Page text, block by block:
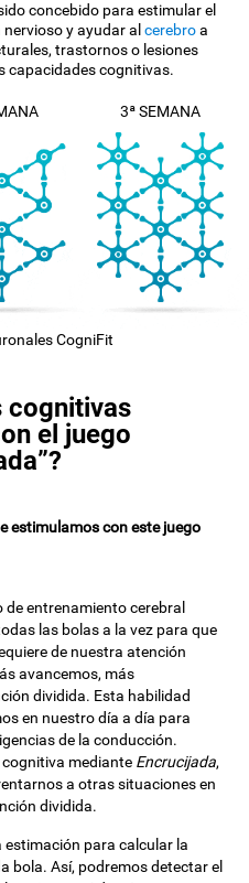
concebido para estimular el
y ayudar alcerebroa
trastornos o lesiones
capacidades cognitivas.
3ª SEMANA
CogniFit
cognitivas
el juego
estimulamos con este juego
de entrenamiento cerebral
las bolas a la vez para que
de nuestra atención
avancemos, más
dividida. Esta habilidad
en nuestro día a día para
de la conducción.
mediante Encrucijada,
a otras situaciones en
dividida.
estimación para calcular la
bola. Así, podremos detectar el